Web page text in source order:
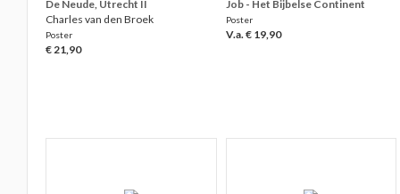
De Neude, Utrecht II
Charles van den Broek
Poster
€ 21,90
Job - Het Bijbelse Continent
Poster
V.a. € 19,90